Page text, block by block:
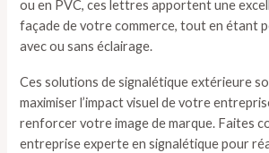
ou en PVC, ces lettres apportent une
façade de votre commerce, tout en étant
avec ou sans éclairage.
Ces solutions de signalétique extérieure
maximiser l’impact visuel de votre
renforcer votre image de marque. Faites
entreprise experte en signalétique pour